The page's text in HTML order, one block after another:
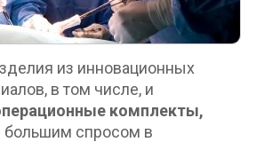
из инновационных
в том числе, и
комплекты,
большим спросом в